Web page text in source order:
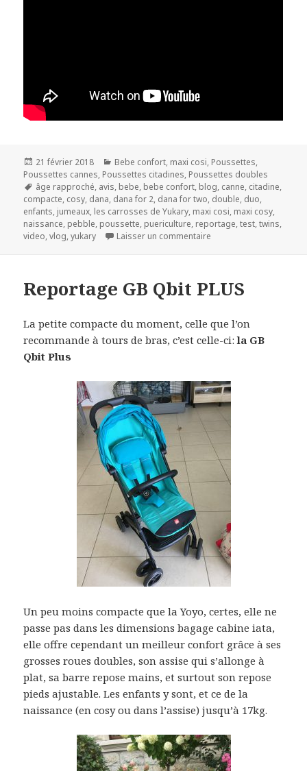
Publié
le
21 février 2018 Catégories
Bebe confort, maxi cosi, Poussettes,
Poussettes cannes, Poussettes citadines, Poussettes doubles
Mots-
clés
âge rapproché, avis, bebe, bebe confort, blog, canne, citadine,
compacte, cosy, dana, dana for 2, dana for two, double, duo,
enfants, jumeaux, les carrosses de Yukary, maxi cosi, maxi cosy,
naissance, pebble, poussette, puericulture, reportage,test,twins,
video,vlog,yukary Laisser un commentaire
Reportage GB Qbit PLUS
La petite compacte du moment, celle que l’on
recommande à tours de bras, c’est celle-ci:la GB
Qbit Plus
Un peu moins compacte que la Yoyo, certes, elle ne
passe pas dans les dimensions bagage cabine iata,
elle offre cependant un meilleur confort grâce à ses
grosses roues doubles, son assise qui s’allonge à
plat, sa barre repose mains, et surtout son repose
pieds ajustable. Les enfants y sont, et ce de la
naissance (en cosy ou dans l’assise) jusqu’à 17kg.